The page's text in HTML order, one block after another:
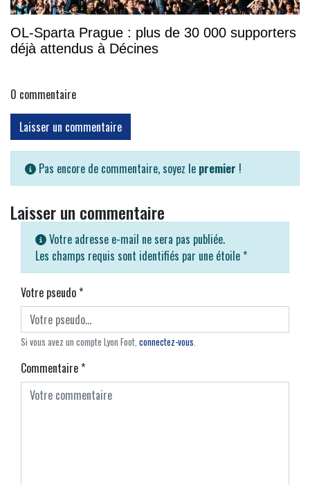
OL-Sparta Prague : plus de 30 000 supporters
déjà attendus à Décines
0 commentaire
Laisser un commentaire
Pas encore de commentaire, soyez le premier !
Laisser un commentaire
Votre adresse e-mail ne sera pas publiée.
Les champs requis sont identifiés par une étoile *
Votre pseudo*
Si vous avez un compte Lyon Foot, connectez-vous.
Commentaire*